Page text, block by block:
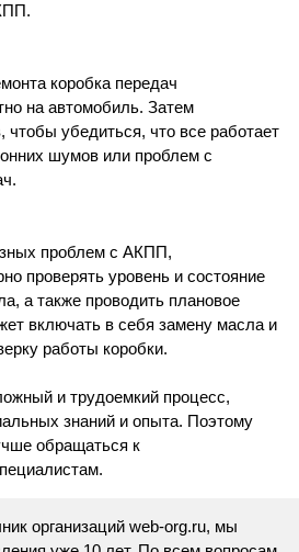
коробка передач
на автомобиль. Затем
чтобы убедиться, что все работает
шумов или проблем с
проблем с АКПП,
проверять уровень и состояние
а также проводить плановое
включать в себя замену масла и
работы коробки.
и трудоемкий процесс,
знаний и опыта. Поэтому
обращаться к
организаций web-org.ru, мы